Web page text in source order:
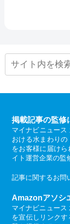
掲載記事の監修
マイナビニュース
おける水まわりの
をお客様に届け
イト運営企業の監
記事に関するお問
Amazonアソシ
マイナビニュース
を宣伝しリンク